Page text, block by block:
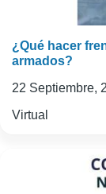
¿Qué hacer
armados?
22 Septiembre,
Virtual